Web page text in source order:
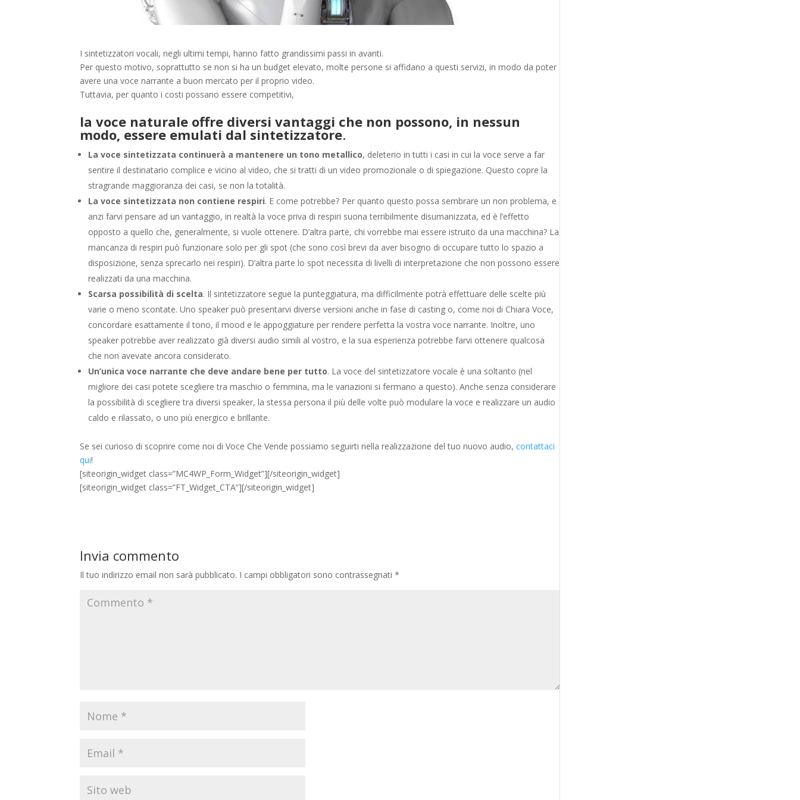
I sintetizzatori vocali, negli ultimi tempi, hanno fatto grandissimi passi in avanti.
Per questo motivo, soprattutto se non si ha un budget elevato, molte persone si affidano a questi servizi, in modo da poter
avere una voce narrante a buon mercato per il proprio video.
Tuttavia, per quanto i costi possano essere competitivi,
la voce naturale offre diversi vantaggi che non possono, in nessun
modo, essere emulati dal sintetizzatore.
La voce sintetizzata continuerà a mantenere un tono metallico, deleterio in tutti i casi in cui la voce serve a far
sentire il destinatario complice e vicino al video, che si tratti di un video promozionale o di spiegazione. Questo copre la
stragrande maggioranza dei casi, se non la totalità.
La voce sintetizzata non contiene respiri. E come potrebbe? Per quanto questo possa sembrare un non problema, e
anzi farvi pensare ad un vantaggio, in realtà la voce priva di respiri suona terribilmente disumanizzata, ed è l’effetto
opposto a quello che, generalmente, si vuole ottenere. D’altra parte, chi vorrebbe mai essere istruito da una macchina? La
mancanza di respiri può funzionare solo per gli spot (che sono così brevi da aver bisogno di occupare tutto lo spazio a
disposizione, senza sprecarlo nei respiri). D’altra parte lo spot necessita di livelli di interpretazione che non possono essere
realizzati da una macchina.
Scarsa possibilità di scelta. Il sintetizzatore segue la punteggiatura, ma difficilmente potrà effettuare delle scelte più
varie o meno scontate. Uno speaker può presentarvi diverse versioni anche in fase di casting o, come noi di Chiara Voce,
concordare esattamente il tono, il mood e le appoggiature per rendere perfetta la vostra voce narrante. Inoltre, uno
speaker potrebbe aver realizzato già diversi audio simili al vostro, e la sua esperienza potrebbe farvi ottenere qualcosa
che non avevate ancora considerato.
Un’unica voce narrante che deve andare bene per tutto. La voce del sintetizzatore vocale è una soltanto (nel
migliore dei casi potete scegliere tra maschio o femmina, ma le variazioni si fermano a questo). Anche senza considerare
la possibilità di scegliere tra diversi speaker, la stessa persona il più delle volte può modulare la voce e realizzare un audio
caldo e rilassato, o uno più energico e brillante.
Se sei curioso di scoprire come noi di Voce Che Vende possiamo seguirti nella realizzazione del tuo nuovo audio,contattaci
qui!
[siteorigin_widget class=”MC4WP_Form_Widget”][/siteorigin_widget]
[siteorigin_widget class=”FT_Widget_CTA”][/siteorigin_widget]
Invia commento
Il tuo indirizzo email non sarà pubblicato. I campi obbligatori sono contrassegnati*